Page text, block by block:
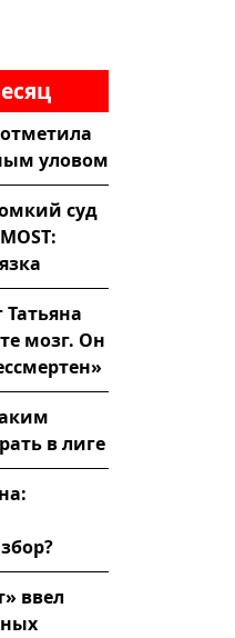
уловом
суд
мозг. Он
в лиге
ввел